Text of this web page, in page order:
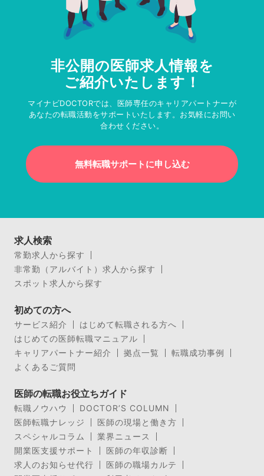
非公開の医師求人情報を
ご紹介いたします！
マイナビDOCTORでは、医師専任のキャリアパートナーが
あなたの転職活動をサポートいたします。お気軽にお問い
合わせください。
無料転職サポートに申し込む
求人検索
常勤求人から探す
非常勤（アルバイト）求人から探す
スポット求人から探す
初めての方へ
サービス紹介
はじめて転職される方へ
はじめての医師転職マニュアル
キャリアパートナー紹介
拠点一覧
転職成功事例
よくあるご質問
医師の転職お役立ちガイド
転職ノウハウ
DOCTOR’S COLUMN
医師転職ナレッジ
医師の現場と働き方
スペシャルコラム
業界ニュース
開業医支援サポート
医師の年収診断
求人のお知らせ代行
医師の職場カルテ